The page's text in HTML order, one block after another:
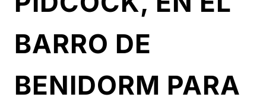
BARRO DE
BENIDORM PARA